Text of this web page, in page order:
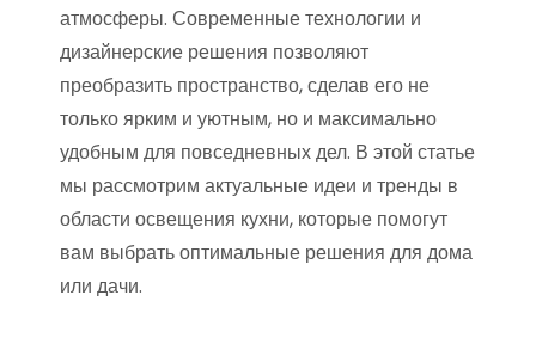
атмосферы. Современные технологии и
дизайнерские решения позволяют
преобразить пространство, сделав его не
только ярким и уютным, но и максимально
удобным для повседневных дел. В этой статье
мы рассмотрим актуальные идеи и тренды в
области освещения кухни, которые помогут
вам выбрать оптимальные решения для дома
или дачи.